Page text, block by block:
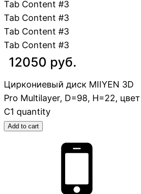
Tab Content #3
Tab Content #3
Tab Content #3
Tab Content #3
12050 руб.
Циркониевый диск MIIYEN 3D
Pro Multilayer, D=98, H=22, цвет
C1 quantity
Add to cart